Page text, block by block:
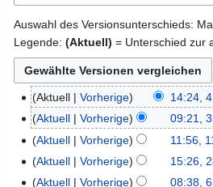
Auswahl des Versionsunterschieds:
Legende: (Aktuell) = Unterschied zur
4.
September
2013
Aktuell Vorherige 14:24,
31.
Juli
2013
Aktuell Vorherige 09:21,
11.
Juli
2013
Aktuell Vorherige 11:56,
28.
Juni
Aktuell Vorherige 15:26,
K
6.
Aktuell Vorherige 08:38,